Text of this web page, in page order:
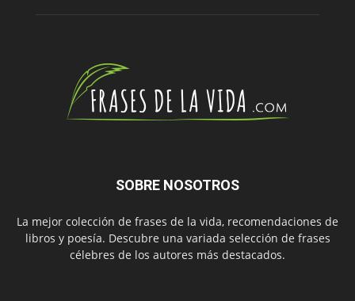
SOBRE NOSOTROS
La mejor colección de frases de la vida, recomendaciones de
libros y poesía. Descubre una variada selección de frases
célebres de los autores más destacados.